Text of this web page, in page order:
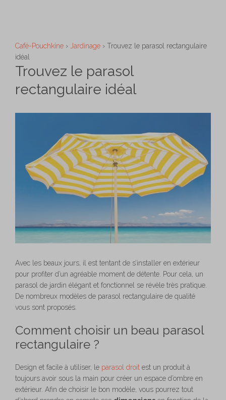
Café-Pouchkine › Jardinage › Trouvez le parasol rectangulaire
idéal
Trouvez le parasol
rectangulaire idéal
Avec les beaux jours, il est tentant de s’installer en extérieur
pour profiter d’un agréable moment de détente. Pour cela, un
parasol de jardin élégant et fonctionnel se révèle très pratique.
De nombreux modèles de parasol rectangulaire de qualité
vous sont proposés.
Comment choisir un beau parasol
rectangulaire ?
Design et facile à utiliser, le parasol droit est un produit à
toujours avoir sous la main pour créer un espace d’ombre en
extérieur. Afin de choisir le bon modèle, vous pourrez tout